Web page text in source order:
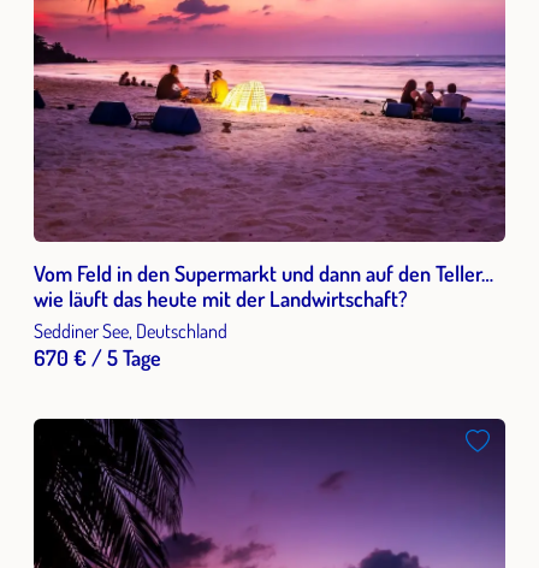
Vom Feld in den Supermarkt und dann auf den Teller…
wie läuft das heute mit der Landwirtschaft?
Seddiner See, Deutschland
670 € / 5 Tage